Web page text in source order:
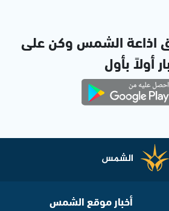
اذاعة الشمس وكن على
أولاً بأول
أخبار موقع الشمس